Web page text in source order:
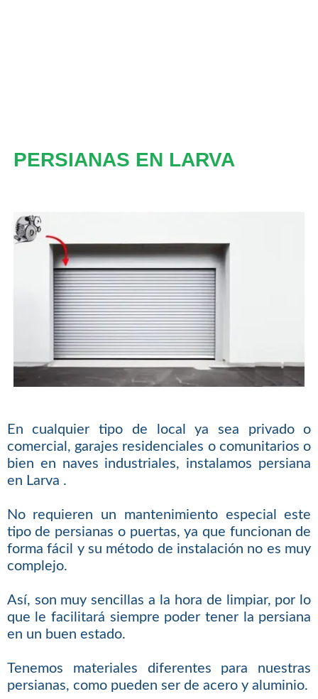
PERSIANAS EN LARVA
En cualquier tipo de local ya sea privado o
comercial, garajes residenciales o comunitarios o
bien en naves industriales, instalamos persiana
en Larva .
No requieren un mantenimiento especial este
tipo de persianas o puertas, ya que funcionan de
forma fácil y su método de instalación no es muy
complejo.
Así, son muy sencillas a la hora de limpiar, por lo
que le facilitará siempre poder tener la persiana
en un buen estado.
Tenemos materiales diferentes para nuestras
persianas, como pueden ser de acero y aluminio.